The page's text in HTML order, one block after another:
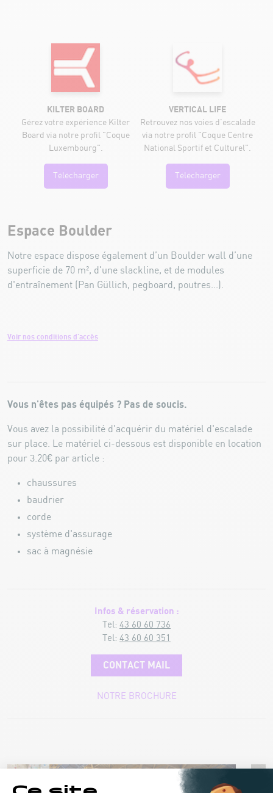
KILTER BOARD
Gérez votre expérience Kilter
Board via notre profil "Coque
Luxembourg".
Télécharger
VERTICAL LIFE
Retrouvez nos voies d'escalade
via notre profil "Coque Centre
National Sportif et Culturel".
Télécharger
Espace Boulder
Notre espace dispose également d’un Boulder wall d’une
superficie de 70 m², d'une slackline, et de modules
d'entraînement (Pan Güllich, pegboard, poutres...).
Voir nos conditions d'accès
Vous n'êtes pas équipés ? Pas de soucis.
Vous avez la possibilité d'acquérir du matériel d'escalade
sur place. Le matériel ci-dessous est disponible en location
pour 3.20€ par article :
chaussures
baudrier
corde
système d'assurage
sac à magnésie
Infos & réservation :
Tel: 43 60 60 736
Tel: 43 60 60 351
CONTACT MAIL
NOTRE BROCHURE